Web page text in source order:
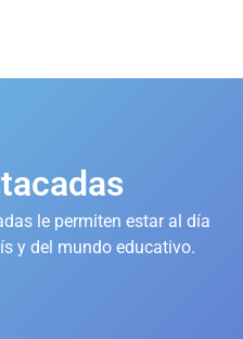
le permiten estar al día
y del mundo educativo.